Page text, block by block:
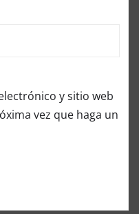
y sitio web
vez que haga un